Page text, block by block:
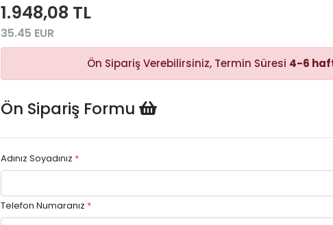
1.948,08 TL
35.45 EUR
Ön Sipariş Verebilirsiniz, Termin Süresi 4-6
Ön Sipariş Formu
Adınız Soyadınız *
Telefon Numaranız *
ödeme
geçebilirsiniz.